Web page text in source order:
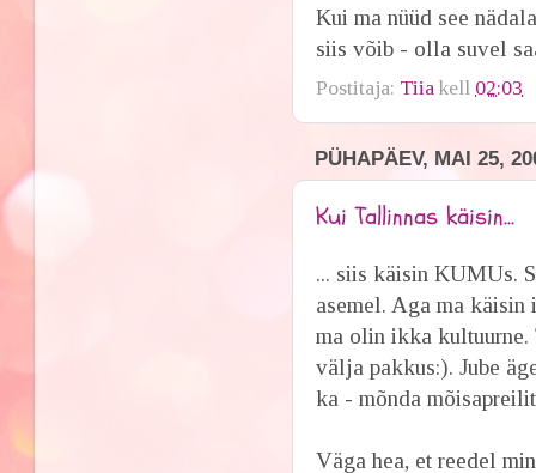
Kui ma nüüd see
siis võib - olla suvel
Postitaja: Tiia kell 02:03
PÜHAPÄEV, MAI 25,
Kui Tallinnas käisin...
... siis käisin KUMUs.
asemel. Aga ma
ma olin ikka
välja pakkus:). Jube
ka - mõnda
Väga hea, et reedel